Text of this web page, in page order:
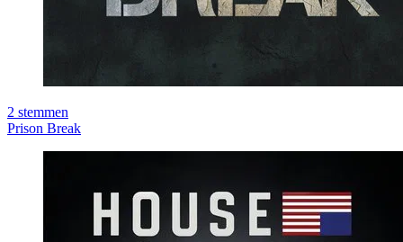
2 stemmen
Prison Break